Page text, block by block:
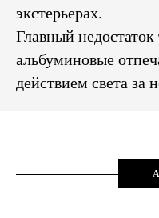
экстерьерах.
Главный
альбуминовые
действием света за